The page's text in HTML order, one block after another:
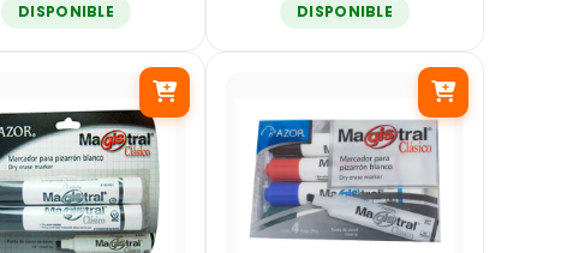
DISPONIBLE
DISPONIBLE